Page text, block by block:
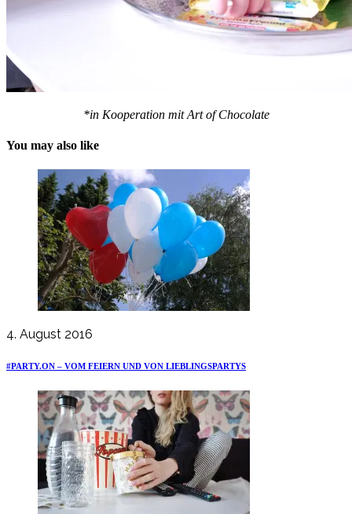
*in Kooperation mit Art of Chocolate
You may also like
4. August 2016
#PARTY.ON – VOM FEIERN UND VON LIEBLINGSPARTYS